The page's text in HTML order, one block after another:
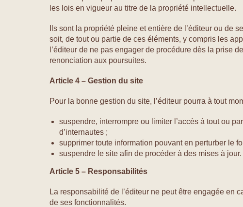
les lois en vigueur au titre de la propriété intellectuelle.
Ils sont la propriété pleine et entière de l’éditeur ou de
soit, de tout ou partie de ces éléments, y compris les
l’éditeur de ne pas engager de procédure dès la prise
renonciation aux poursuites.
Article 4 – Gestion du site
Pour la bonne gestion du site, l’éditeur pourra à tout
suspendre, interrompre ou limiter l’accès à tout ou
d’internautes ;
supprimer toute information pouvant en perturber le
suspendre le site afin de procéder à des mises à jour.
Article 5 – Responsabilités
La responsabilité de l’éditeur ne peut être engagée en
de ses fonctionnalités.